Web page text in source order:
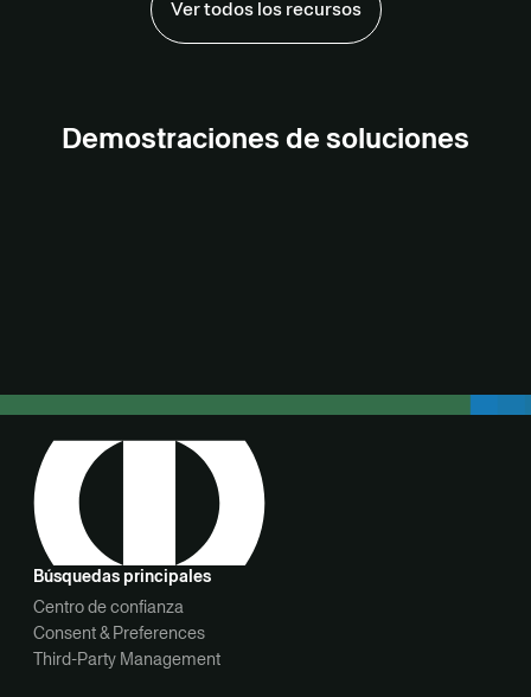
Ver todos los recursos
Demostraciones de soluciones
Demostración de Gobernanza de
Búsquedas principales
Centro de confianza
Consent & Preferences
Third-Party Management